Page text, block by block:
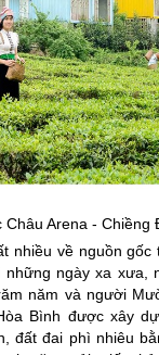
Châu Arena - Chiềng
nhiều về nguồn gốc
ngày xa xưa,
năm và người
Bình được xây
đất đai phì nhiêu